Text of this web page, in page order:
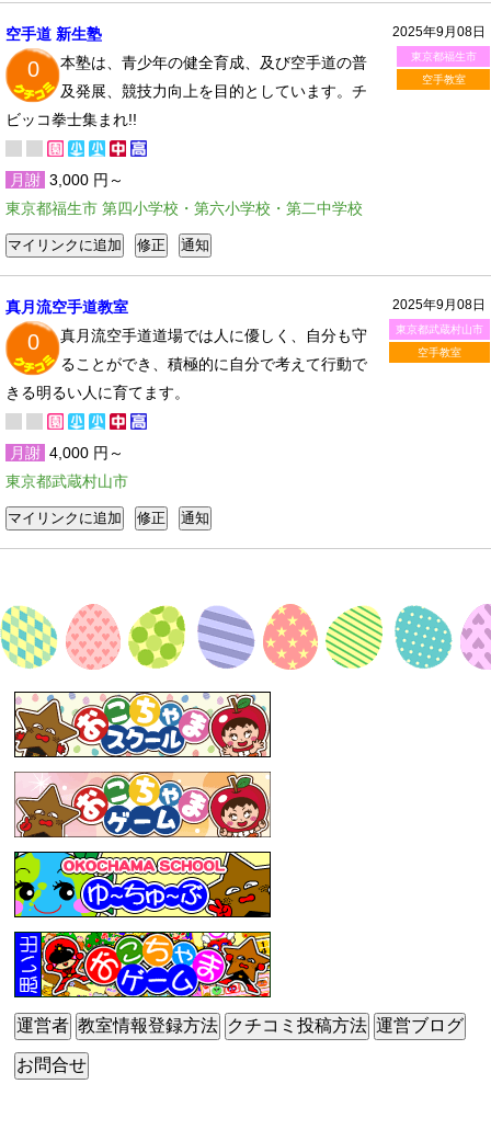
2025年9月08日
東京都福生市
空手教室
空手道 新生塾
0
本塾は、青少年の健全育成、及び空手道の普
及発展、競技力向上を目的としています。チ
ビッコ拳士集まれ!!
月謝 3,000 円～
東京都福生市 第四小学校・第六小学校・第二中学校
2025年9月08日
東京都武蔵村山市
空手教室
真月流空手道教室
0
真月流空手道道場では人に優しく、自分も守
ることができ、積極的に自分で考えて行動で
きる明るい人に育てます。
月謝 4,000 円～
東京都武蔵村山市